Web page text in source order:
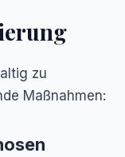
zu
Maßnahmen: